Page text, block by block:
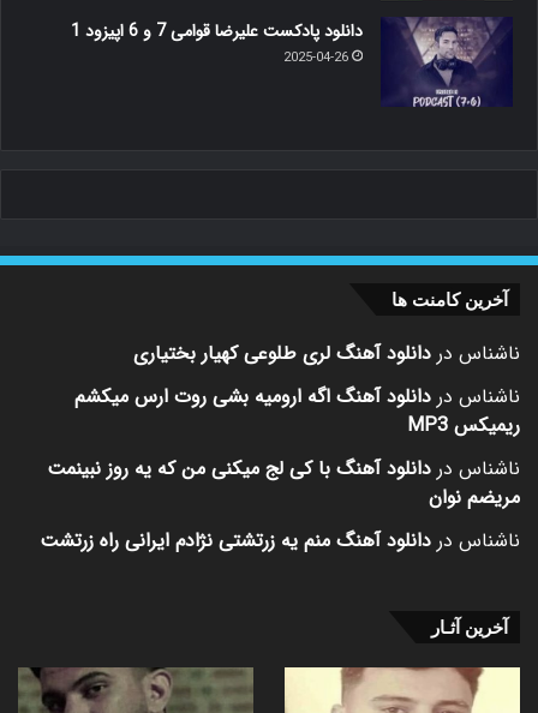
دانلود پادکست علیرضا قوامی 7 و 6 اپیزود 1
2025-04-26
آخرین کامنت ها
ناشناس در دانلود آهنگ لری طلوعی کهیار بختیاری
ناشناس در دانلود آهنگ اگه ارومیه بشی روت ارس میکشم
ریمیکس MP3
ناشناس در دانلود آهنگ با کی لج میکنی من که یه روز نبینمت
مریضم نوان
ناشناس در دانلود آهنگ منم یه زرتشتی نژادم ایرانی راه زرتشت
آخرین آثـار